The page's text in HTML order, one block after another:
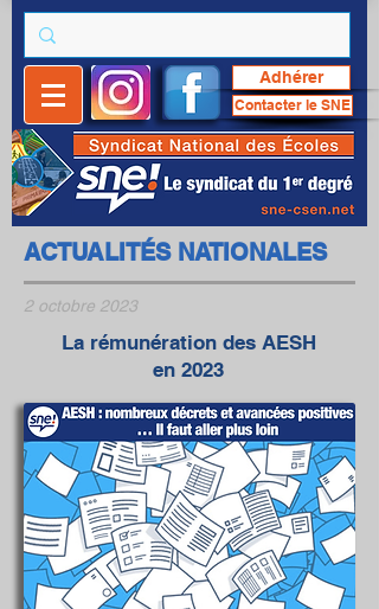
Adhérer
Contacter le SNE
ACTUALITÉS NATIONALES
2 octobre 2023
La rémunération des AESH
en 2023